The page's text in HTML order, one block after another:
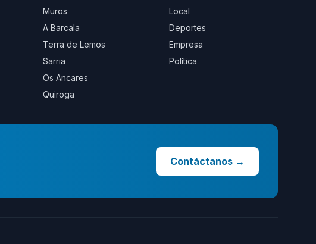
Muros
A Barcala
Terra de Lemos
Sarria
Os Ancares
Quiroga
Local
Deportes
Empresa
Política
Contáctanos →